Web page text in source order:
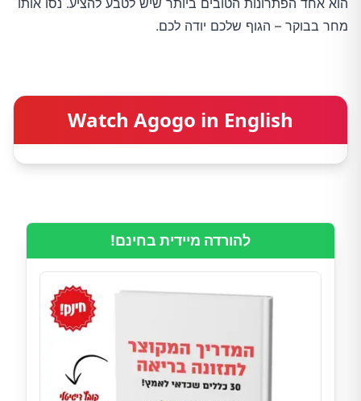
הוא אחד הפתרונות הטובים ביותר שיש לטבע להציע. נסו אותו
מחר בבוקר – הגוף שלכם יודה לכם.
Watch Agogo in English
להורדה מיידית בחינם!